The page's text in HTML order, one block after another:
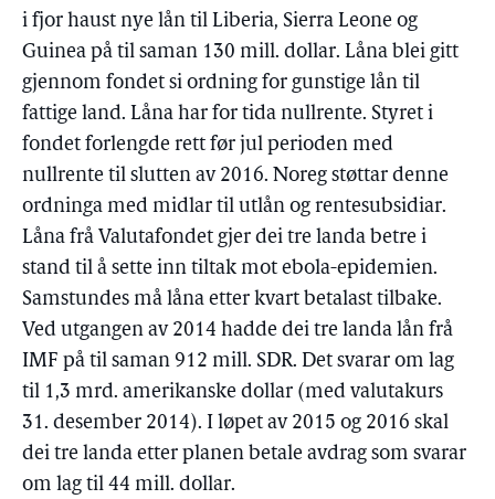
i fjor haust nye lån til Liberia, Sierra Leone og
Guinea på til saman 130 mill. dollar. Låna blei gitt
gjennom fondet si ordning for gunstige lån til
fattige land. Låna har for tida nullrente. Styret i
fondet forlengde rett før jul perioden med
nullrente til slutten av 2016. Noreg støttar denne
ordninga med midlar til utlån og rentesubsidiar.
Låna frå Valutafondet gjer dei tre landa betre i
stand til å sette inn tiltak mot ebola-epidemien.
Samstundes må låna etter kvart betalast tilbake.
Ved utgangen av 2014 hadde dei tre landa lån frå
IMF på til saman 912 mill. SDR. Det svarar om lag
til 1,3 mrd. amerikanske dollar (med valutakurs
31. desember 2014). I løpet av 2015 og 2016 skal
dei tre landa etter planen betale avdrag som svarar
om lag til 44 mill. dollar.